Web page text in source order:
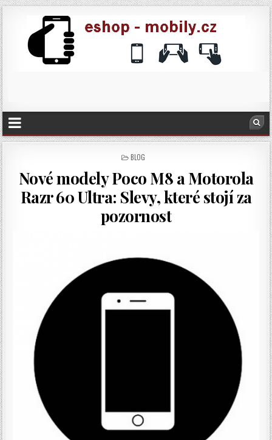
POSTED
BLOG
Nové modely Poco M8 a Motorola
Razr 60 Ultra: Slevy, které stojí za
pozornost